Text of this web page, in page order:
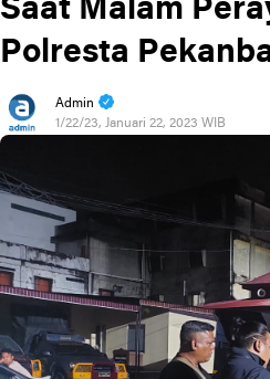
Saat Malam
Polresta
Admin
1/22/23, Januari 22, 2023 WIB